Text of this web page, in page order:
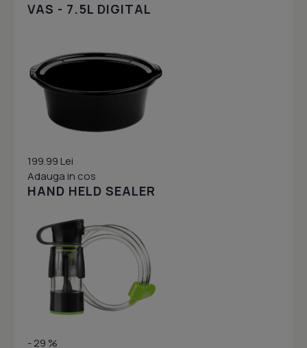
VAS - 7.5L DIGITAL
199.99 Lei
Adauga in cos
HAND HELD SEALER
- 29 %